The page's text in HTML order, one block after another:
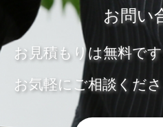
お問い
お見積もりは無料です
お気軽にご相談くださ